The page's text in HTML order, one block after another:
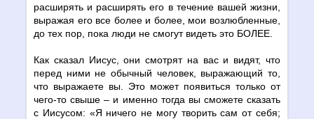
расширять и расширять его в течение вашей жизни,
выражая его все более и более, мои возлюбленные,
до тех пор, пока люди не смогут видеть это БОЛЕЕ.
Как сказал Иисус, они смотрят на вас и видят, что
перед ними не обычный человек, выражающий то,
что выражаете вы. Это может появиться только от
чего-то свыше – и именно тогда вы сможете сказать
с Иисусом: «Я ничего не могу творить сам от себя;